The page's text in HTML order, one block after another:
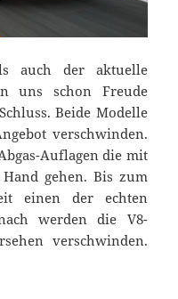
auch der aktuelle
uns schon Freude
Beide Modelle
verschwinden.
Auflagen die mit
gehen. Bis zum
einen der echten
werden die V8-
verschwinden.
und Camaro V8